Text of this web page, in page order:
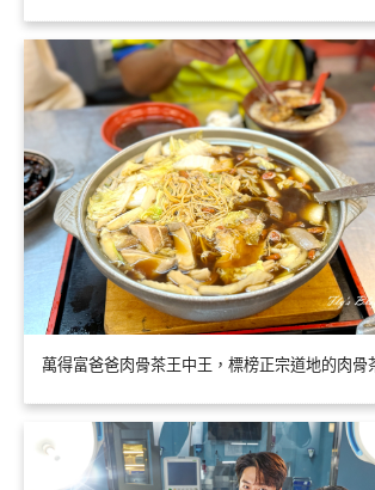
萬得富爸爸肉骨茶王中王，標榜正宗道地的肉骨